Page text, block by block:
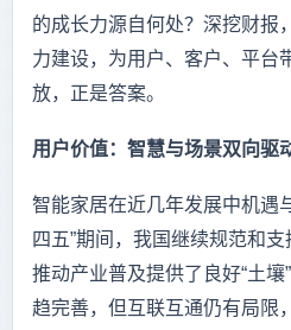
的成长力源自何处？深挖财报
力建设，为用户、客户、平台
放，正是答案。
用户价值：智慧与场景双向驱
智能家居在近几年发展中机遇
四五”期间，我国继续规范和
推动产业普及提供了良好“土壤
趋完善，但互联互通仍有局限